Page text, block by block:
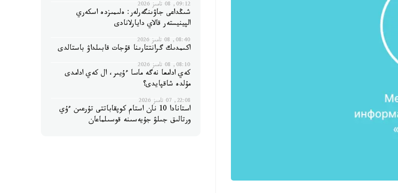
09:12, 08 تامىز 2026
شىڭداعى جاۋىنگەرلەر: ەلىمىزدە اسكەري
الپينيستەر قالاي دايارلانادى
08:40, 08 تامىز 2026
اكىمدىك گرانتتارىنا قۇجات قابىلداۋ باستالدى
08:10, 08 تامىز 2026
كەي ادامعا نەگە ماسا ءۇيىر، ال كەي ادامدى
مۇلدە شاقپايدى؟
22:08, 07 تامىز 2026
استانادا 10 نان استام كوپقاباتتى تۇرعىن ءۇي
ورتالىق جىلۋ جۇيەسىنە قوسىلماعان